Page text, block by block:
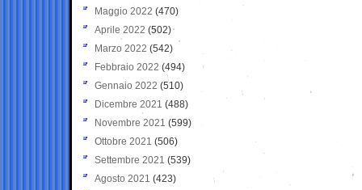
Maggio 2022 (470)
Aprile 2022 (502)
Marzo 2022 (542)
Febbraio 2022 (494)
Gennaio 2022 (510)
Dicembre 2021 (488)
Novembre 2021 (599)
Ottobre 2021 (506)
Settembre 2021 (539)
Agosto 2021 (423)